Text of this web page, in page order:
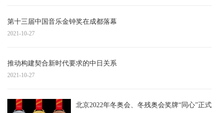
第十三届中国音乐金钟奖在成都落幕
2021-10-27
推动构建契合新时代要求的中日关系
2021-10-27
北京2022年冬奥会、冬残奥会奖牌“同心”正式